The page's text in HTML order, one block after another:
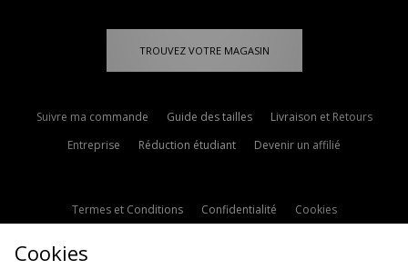
TROUVEZ VOTRE MAGASIN
Suivre ma commande Guide des tailles
Livraison et Retours
Entreprise
Réduction étudiant Devenir un affilié
Termes et Conditions Confidentialité
Cookies
Cookies